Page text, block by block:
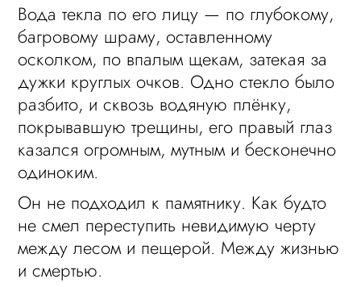
Вода текла по его лицу — по глубокому,
багровому шраму, оставленному
осколком, по впалым щекам, затекая за
дужки круглых очков. Одно стекло было
разбито, и сквозь водяную плёнку,
покрывавшую трещины, его правый глаз
казался огромным, мутным и бесконечно
одиноким.
Он не подходил к памятнику. Как будто
не смел переступить невидимую черту
между лесом и пещерой. Между жизнью
и смертью.